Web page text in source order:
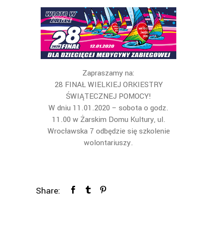
Zapraszamy na:
28 FINAŁ WIELKIEJ ORKIESTRY
ŚWIĄTECZNEJ POMOCY!
W dniu 11.01.2020 – sobota o godz.
11.00 w Żarskim Domu Kultury, ul.
Wrocławska 7 odbędzie się szkolenie
wolontariuszy.
Share: